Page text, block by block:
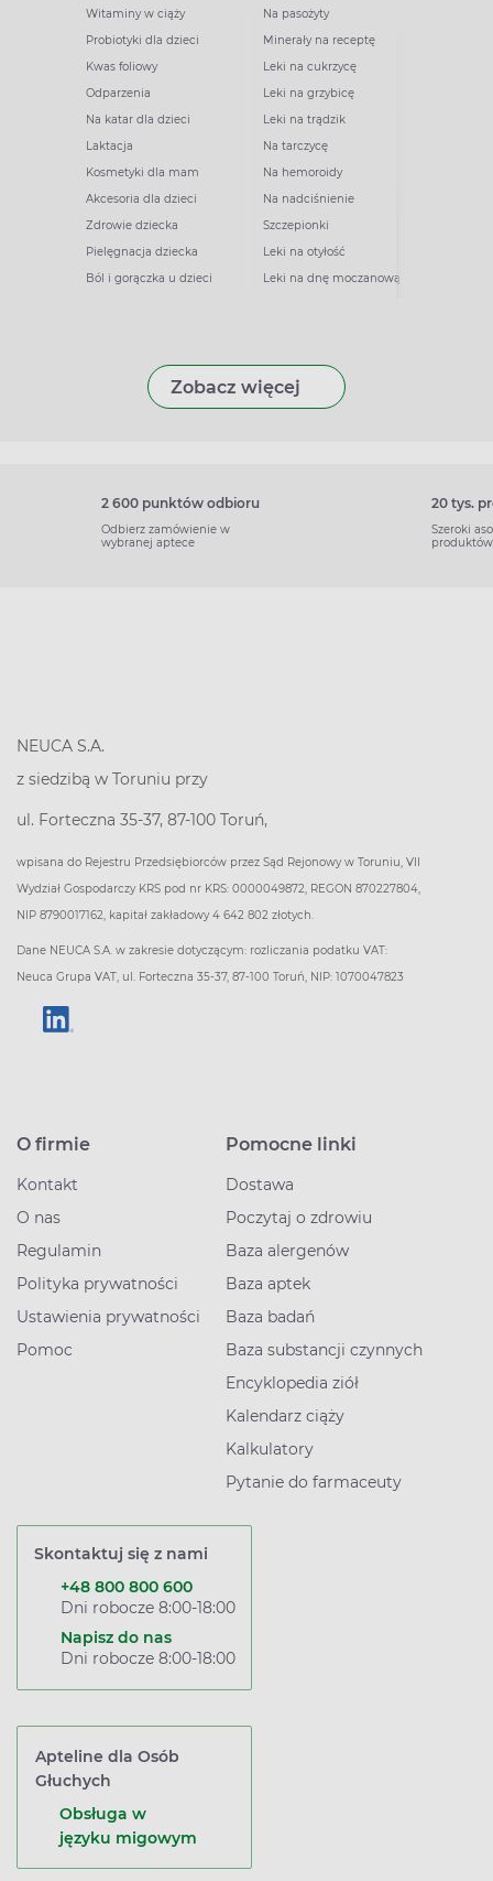
Witaminy w ciąży
Probiotyki dla dzieci
Kwas foliowy
Odparzenia
Na katar dla dzieci
Laktacja
Kosmetyki dla mam
Akcesoria dla dzieci
Zdrowie dziecka
Pielęgnacja dziecka
Ból i gorączka u dzieci
Na pasożyty
Minerały na receptę
Leki na cukrzycę
Leki na grzybicę
Leki na trądzik
Na tarczycę
Na hemoroidy
Na nadciśnienie
Szczepionki
Leki na otyłość
Leki na dnę moczanową
Zobacz więcej
2 600 punktów odbioru
Odbierz zamówienie w
wybranej aptece
20 tys.
Szeroki
produktów
NEUCA S.A.
z siedzibą w Toruniu przy
ul. Forteczna 35-37, 87-100 Toruń,
wpisana do Rejestru Przedsiębiorców przez Sąd Rejonowy w Toruniu, VII
Wydział Gospodarczy KRS pod nr KRS: 0000049872, REGON 870227804,
NIP 8790017162, kapitał zakładowy 4 642 802 złotych.
Dane NEUCA S.A. w zakresie dotyczącym: rozliczania podatku VAT:
Neuca Grupa VAT, ul. Forteczna 35-37, 87-100 Toruń, NIP: 1070047823
O firmie
Kontakt
O nas
Regulamin
Polityka prywatności
Ustawienia prywatności
Pomoc
Pomocne linki
Dostawa
Poczytaj o zdrowiu
Baza alergenów
Baza aptek
Baza badań
Baza substancji czynnych
Encyklopedia ziół
Kalendarz ciąży
Kalkulatory
Pytanie do farmaceuty
Skontaktuj się z nami
+48 800 800 600
Dni robocze 8:00-18:00
Napisz do nas
Dni robocze 8:00-18:00
Apteline dla Osób
Głuchych
Obsługa w
języku migowym